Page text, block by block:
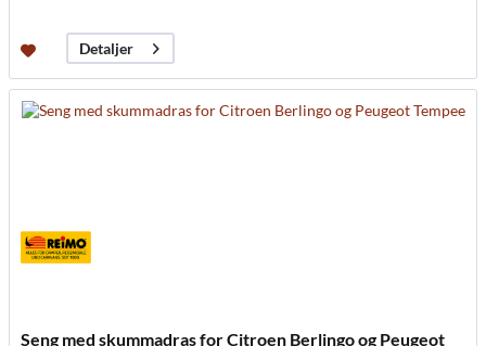
Detaljer
Seng med skummadras for Citroen Berlingo og Peugeot